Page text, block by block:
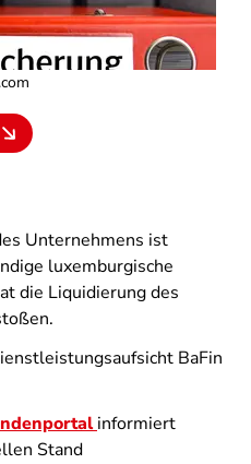
Unternehmens ist
luxemburgische
die Liquidierung des
BaFin
informiert
Stand